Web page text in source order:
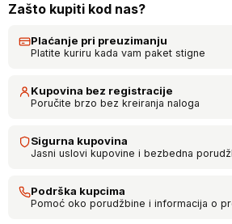
Zašto kupiti kod nas?
Plaćanje pri preuzimanju
Platite kuriru kada vam paket stigne
Kupovina bez registracije
Poručite brzo bez kreiranja naloga
Sigurna kupovina
Jasni uslovi kupovine i bezbedna
Podrška kupcima
Pomoć oko porudžbine i informacija o